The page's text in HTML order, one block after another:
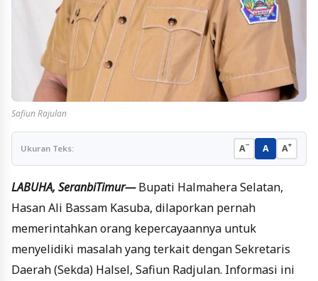
Safiun Rajulan
Ukuran Teks: A− A A+
LABUHA, SeranbiTimur—Bupati Halmahera Selatan,
Hasan Ali Bassam Kasuba, dilaporkan pernah
memerintahkan orang kepercayaannya untuk
menyelidiki masalah yang terkait dengan Sekretaris
Daerah (Sekda) Halsel, Safiun Radjulan. Informasi ini